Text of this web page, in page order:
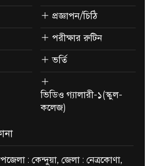
প্রজ্ঞাপন/চিঠি
পরীক্ষার রুটিন
ভর্তি
ভিডিও গ্যালারী-১(স্কুল-
কলেজ)
: কেন্দুয়া, জেলা : নেত্রকোণা,